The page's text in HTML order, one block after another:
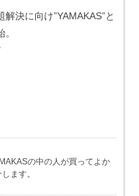
決に向け”YAMAKAS”と
の中の人が買ってよか
ます。